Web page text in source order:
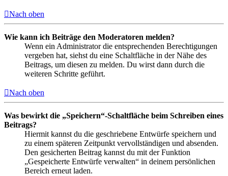
Nach oben
Wie kann ich Beiträge den Moderatoren melden?
Wenn ein Administrator die entsprechenden Berechtigungen
vergeben hat, siehst du eine Schaltfläche in der Nähe des
Beitrags, um diesen zu melden. Du wirst dann durch die
weiteren Schritte geführt.
Nach oben
Was bewirkt die „Speichern“-Schaltfläche beim Schreiben eines
Beitrags?
Hiermit kannst du die geschriebene Entwürfe speichern und
zu einem späteren Zeitpunkt vervollständigen und absenden.
Den gesicherten Beitrag kannst du mit der Funktion
„Gespeicherte Entwürfe verwalten“ in deinem persönlichen
Bereich erneut laden.